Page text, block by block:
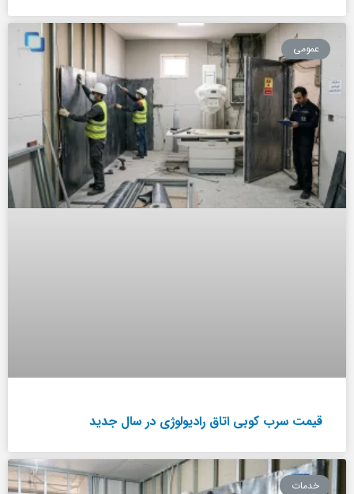
عمومی
قیمت سرب کوبی اتاق رادیولوژی در سال جدید
خدمات